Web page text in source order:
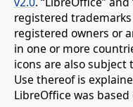
registered
registered owners or
in one or more
icons are also
Use thereof is
LibreOffice was